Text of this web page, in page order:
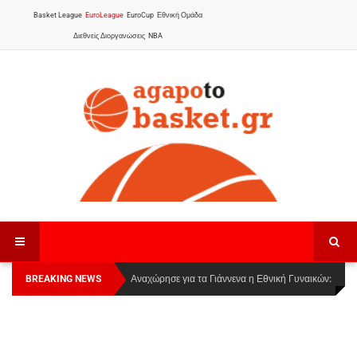
Basket League EuroLeague EuroCup Εθνική Ομάδα
Διεθνείς Διοργανώσεις NBA
BREAKING NEWS
Οι Πάνθηρες Καβάλας στην Women Basketball
League 1
Αναχώρησε για τα Γιάννενα η Εθνική Γυναικών